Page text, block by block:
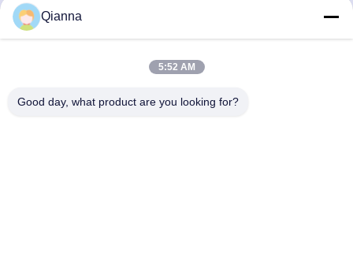
Qianna
5:52 AM
Good day, what product are you looking for?